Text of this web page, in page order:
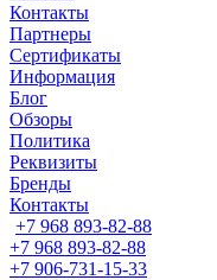
Контакты
Партнеры
Сертификаты
Информация
Блог
Обзоры
Политика
Реквизиты
Бренды
Контакты
+7 968 893-82-88
+7 968 893-82-88
+7 906-731-15-33